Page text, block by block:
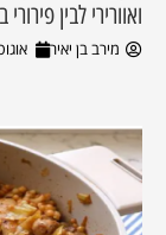
ואוורירי לבין
מירב בן יאיר אוגוסט